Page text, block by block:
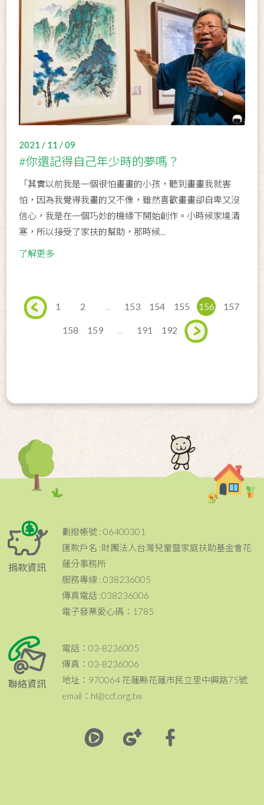
2021 / 11 / 09
#你還記得自己年少時的夢嗎？
「其實以前我是一個很怕畫畫的小孩，聽到畫畫我就害
怕，因為我覺得我畫的又不像，雖然喜歡畫畫卻自卑又沒
信心，我是在一個巧妙的機緣下開始創作。小時候家境清
寒，所以接受了家扶的幫助，那時候...
了解更多
1 2 153 154 155 156 157
158 159 191 192
捐款資訊
劃撥帳號 : 06400301
匯款戶名 :財團法人台灣兒童暨家庭扶助基金會花
蓮分事務所
服務專線 : 038236005
傳真電話 :038236006
電子發票愛心碼：1785
聯絡資訊
電話：03-8236005
傳真：03-8236006
地址：970064 花蓮縣花蓮市民立里中興路75號
email：hl@ccf.org.tw